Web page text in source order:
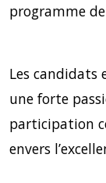
programme
Les
une forte
participation
envers